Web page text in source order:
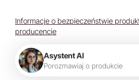
Informacje o bezpieczeństwie
producencie
Asystent AI
Porozmawiaj o produkcie